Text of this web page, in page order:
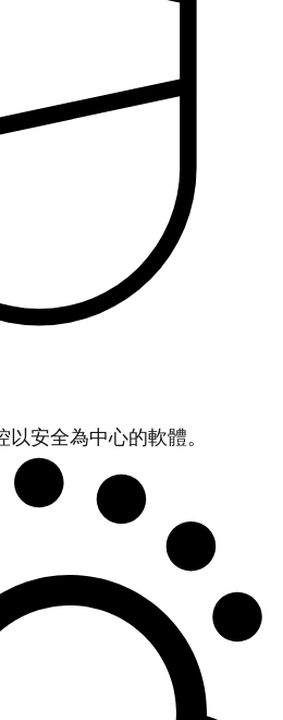
安全為中心的軟體。